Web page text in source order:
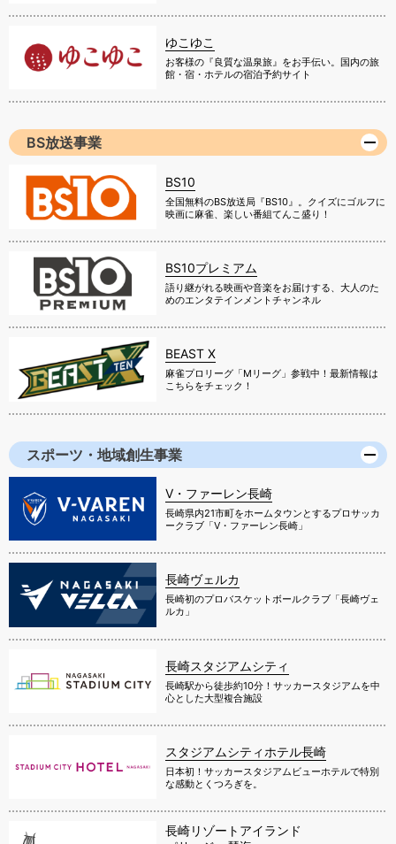
ゆこゆこ
お客様の『良質な温泉旅』をお手伝い。国内の旅
館・宿・ホテルの宿泊予約サイト
BS放送事業
BS10
全国無料のBS放送局『BS10』。クイズにゴルフに
映画に麻雀、楽しい番組てんこ盛り！
BS10プレミアム
語り継がれる映画や音楽をお届けする、大人のた
めのエンタテインメントチャンネル
BEAST X
麻雀プロリーグ「Mリーグ」参戦中！最新情報は
こちらをチェック！
スポーツ・地域創生事業
V・ファーレン長崎
長崎県内21市町をホームタウンとするプロサッカ
ークラブ「V・ファーレン長崎」
長崎ヴェルカ
長崎初のプロバスケットボールクラブ「長崎ヴェ
ルカ」
長崎スタジアムシティ
長崎駅から徒歩約10分！サッカースタジアムを中
心とした大型複合施設
スタジアムシティホテル長崎
日本初！サッカースタジアムビューホテルで特別
な感動とくつろぎを。
長崎リゾートアイランド